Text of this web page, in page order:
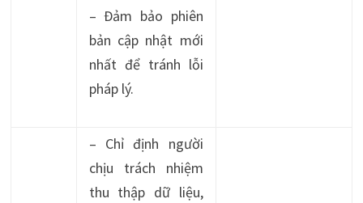
– Đảm bảo phiên
bản cập nhật mới
nhất để tránh lỗi
pháp lý.
– Chỉ định người
chịu trách nhiệm
thu thập dữ liệu,